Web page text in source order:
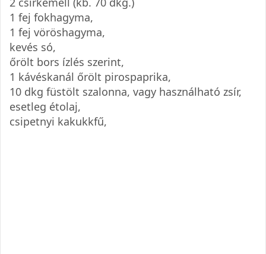
1 fej fokhagyma,
1 fej vöröshagyma,
kevés só,
őrölt bors ízlés szerint,
1 kávéskanál őrölt pirospaprika,
10 dkg füstölt szalonna, vagy használható zsír,
esetleg étolaj,
csipetnyi kakukkfű,